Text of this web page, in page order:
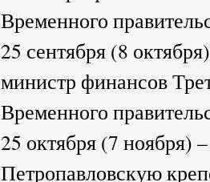
Временного
25 сентября (8
министр финансов
Временного
25 октября (7 ноября)
Петропавловскую